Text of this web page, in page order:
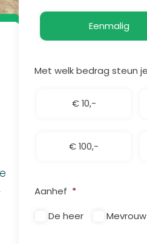
Eenmalig
Met welk bedrag steun
€ 10,-
€ 100,-
Aanhef *
De heer
Mevrouw